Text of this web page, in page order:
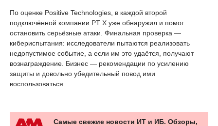
По оценке Positive Technologies, в каждой второй
подключённой компании PT X уже обнаружил и помог
остановить серьёзные атаки. Финальная проверка —
кибериспытания: исследователи пытаются реализовать
недопустимое событие, а если им это удаётся, получают
вознаграждение. Бизнес — рекомендации по усилению
защиты и довольно убедительный повод ими
воспользоваться.
Самые свежие новости ИТ и ИБ. Обзоры,